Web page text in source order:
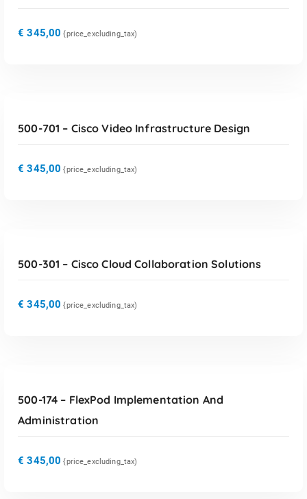
€ 345,00 {price_excluding_tax)
500-701 – Cisco Video Infrastructure Design
€ 345,00 {price_excluding_tax)
500-301 – Cisco Cloud Collaboration Solutions
€ 345,00 {price_excluding_tax)
500-174 – FlexPod Implementation And
Administration
€ 345,00 {price_excluding_tax)